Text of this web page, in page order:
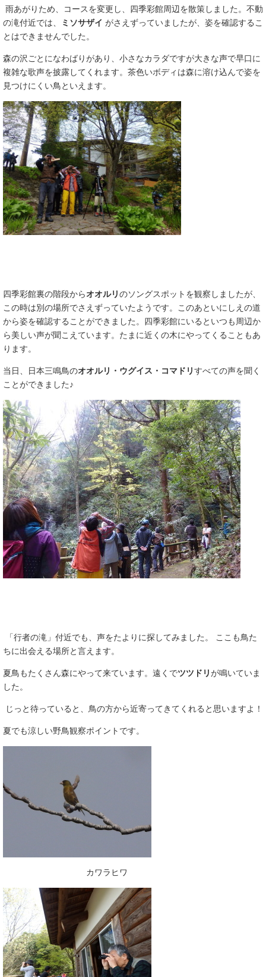
雨あがりため、コースを変更し、四季彩館周辺を散策しました。不動
の滝付近では、
ミソサザイ がさえずっていましたが、姿を確認するこ
とはできませんでした。
森の沢ごとになわばりがあり、小さなカラダですが大きな声で早口に
複雑な歌声を披露してくれます。茶色いボディは森に溶け込んで姿を
見つけにくい鳥といえます。
四季彩館裏の階段からオオルリ のソングスポットを観察しましたが、
この時は別の場所でさえずっていたようです。このあといにしえの道
から姿を確認することができました。四季彩館にいるといつも周辺か
ら美しい声が聞こえています。たまに近くの木にやってくることもあ
ります。
当日、日本三鳴鳥のオオルリ・ウグイス・コマドリ すべての声を聞く
ことができました♪
「行者の滝」付近でも、声をたよりに探してみました。 ここも鳥た
ちに出会える場所と言えます。
夏鳥もたくさん森にやって来ています。遠くでツツドリ が鳴いていま
した。
じっと待っていると、鳥の方から近寄ってきてくれると思いますよ！
夏でも涼しい野鳥観察ポイントです。
カワラヒワ